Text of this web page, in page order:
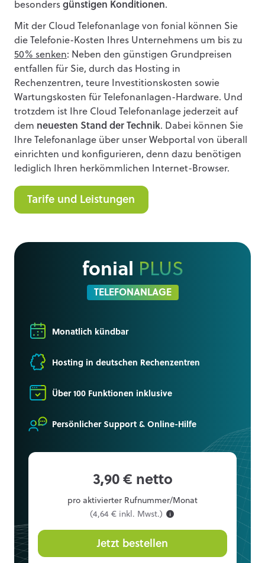
besonders günstigen Konditionen.
Mit der Cloud Telefonanlage von fonial können Sie
die Telefonie-Kosten Ihres Unternehmens um bis zu
50% senken: Neben den günstigen Grundpreisen
entfallen für Sie, durch das Hosting in
Rechenzentren, teure Investitionskosten sowie
Wartungskosten für Telefonanlagen-Hardware. Und
trotzdem ist Ihre Cloud Telefonanlage jederzeit auf
dem neuesten Stand der Technik. Dabei können Sie
Ihre Telefonanlage über unser Webportal von überall
einrichten und konfigurieren, denn dazu benötigen
lediglich Ihren herkömmlichen Internet-Browser.
Tarife und Leistungen
fonial PLUS
TELEFONANLAGE
Monatlich kündbar
Hosting in deutschen Rechenzentren
Über 100 Funktionen inklusive
Persönlicher Support & Online-Hilfe
3,90 € netto
pro aktivierter Rufnummer/Monat
(4,64 € inkl. Mwst.)
Jetzt bestellen